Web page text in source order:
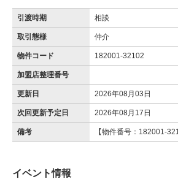
引渡時期 相談
取引態様 仲介
物件コード 182001-32102
加盟店整理番号
更新日 2026年08月03日
次回更新予定日 2026年08月17日
備考 【物件番号：182001-
イベント情報